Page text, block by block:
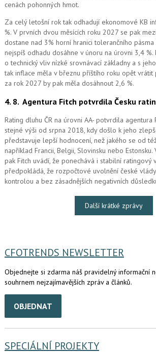
cenách pohonných hmot.
Za celý letošní rok tak odhadují ekonomové KB
%. V prvních dvou měsících roku 2027 se pak
dostane nad 3% horní hranici tolerančního
nejspíš odhadu dosáhne v únoru na úrovni 3,4
o technický vliv nízké srovnávací základny a s
tak inflace měla v březnu příštího roku opět vrátit
za rok 2027 by pak měla dosáhnout 2,6 %.
4. 8. Agentura Fitch potvrdila Česku
Rating dluhu ČR na úrovni AA- potvrdila agentura
stejné výši od srpna 2018, kdy došlo k jeho
představuje lepší hodnocení, než jakého se od
například Francii, Belgii, Slovinsku nebo
pak Fitch uvádí, že ponechává i stabilní ratingový
předpokládá, že rozpočtové uvolnění české
kontrolou a bez zásadnějších negativních
Další krátké zprávy
CFOTRENDS NEWSLETTER
Objednejte si zdarma náš pravidelný informační
souhrnem nejzajímavějších zpráv a článků.
OBJEDNAT
SPECIÁLNÍ PROJEKTY